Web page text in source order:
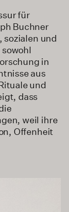
für
Buchner
sozialen und
in
aus
und
dass
weil ihre
Offenheit